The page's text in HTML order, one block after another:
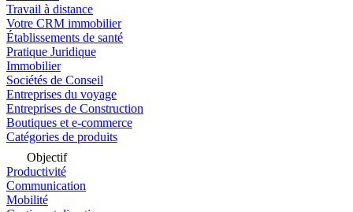
Travail à distance
Votre CRM immobilier
Établissements de santé
Pratique Juridique
Immobilier
Sociétés de Conseil
Entreprises du voyage
Entreprises de Construction
Boutiques et e-commerce
Catégories de produits
Objectif
Productivité
Communication
Mobilité